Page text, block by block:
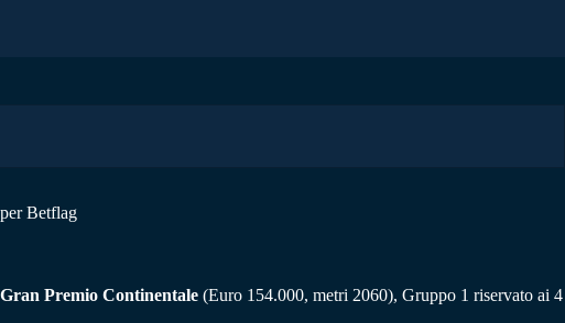
Betflag
Gran Premio Continentale (Euro 154.000, metri 2060), Gruppo 1 riservato ai 4